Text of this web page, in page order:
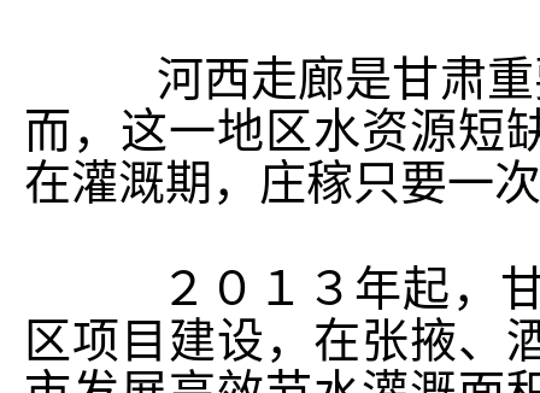
河西走廊是甘肃重
而，这一地区水资源短
在灌溉期，庄稼只要一
２０１３年起，甘
区项目建设，在张掖、